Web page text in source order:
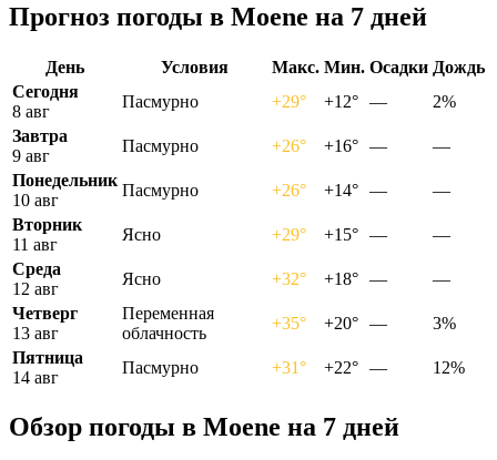
Прогноз погоды в Moenе на 7 дней
День Условия Макс. Мин. Осадки Дождь
Сегодня
8 авг
Пасмурно +29° +12° —
2%
Завтра
9 авг
Пасмурно +26° +16° —
—
Понедельник
10 авг
Пасмурно +26° +14° —
—
Вторник
11 авг
Ясно +29° +15° —
—
Среда
12 авг
Ясно +32° +18° —
—
Четверг
13 авг
Переменная
облачность
+35° +20° —
3%
Пятница
14 авг
Пасмурно +31° +22° — 12%
Обзор погоды в Moenе на 7 дней